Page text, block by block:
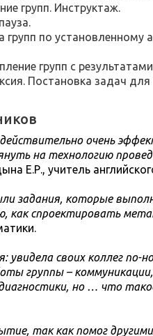
групп. Инструктаж.
групп по установленному
групп с
Постановка задач
действительно очень
на технологию
Е.Р., учитель
задания, которые
как спроектировать
увидела своих коллег по-
группы – коммуникации,
но … что
так как помог